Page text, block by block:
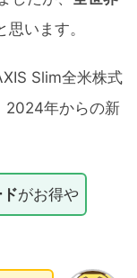
います。
Slim全米株式
2024年からの新
がお得や